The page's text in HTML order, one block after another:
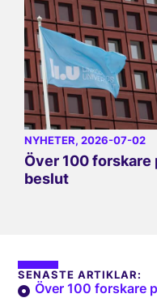
NYHETER, 2026-07-02
Över 100
beslut
SENASTE ARTIKLAR:
Över 100 forskare